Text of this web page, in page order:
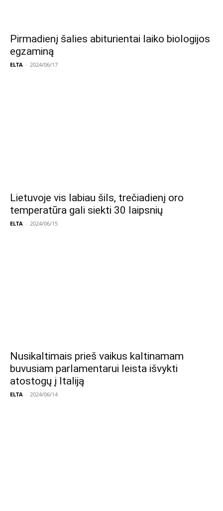
Pirmadienį šalies abiturientai laiko biologijos
egzaminą
ELTA - 2024/06/17
Lietuvoje vis labiau šils, trečiadienį oro
temperatūra gali siekti 30 laipsnių
ELTA - 2024/06/15
Nusikaltimais prieš vaikus kaltinamam
buvusiam parlamentarui leista išvykti
atostogų į Italiją
ELTA - 2024/06/14